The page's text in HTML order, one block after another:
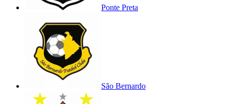
Ponte Preta
São Bernardo